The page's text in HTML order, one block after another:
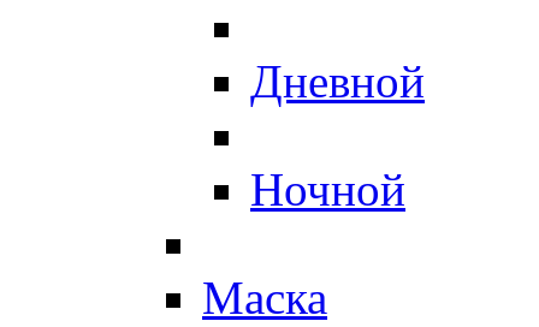
Дневной
Ночной
Маска